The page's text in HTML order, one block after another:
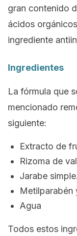
gran contenido
ácidos
ingrediente
Ingredientes
La fórmula que
mencionado
siguiente:
Extracto de
Rizoma de
Jarabe simple.
Metilparabén
Agua
Todos estos